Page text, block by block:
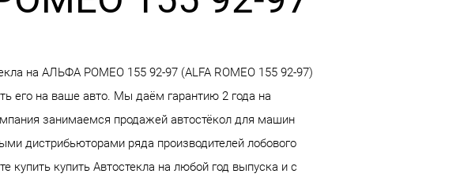
на АЛЬФА РОМЕО 155 92-97 (ALFA ROMEO 155 92-97)
его на ваше авто. Мы даём гарантию 2 года на
занимаемся продажей автостёкол для машин
дистрибьюторами ряда производителей лобового
купить Автостекла на любой год выпуска и с